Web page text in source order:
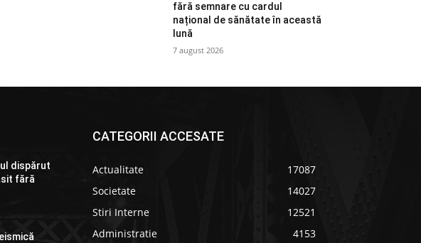
fără semnare cu cardul
național de sănătate în această
lună
7 august 2026
dispărut
fără
CATEGORII ACCESATE
Actualitate
17087
Societate
14027
Stiri Interne
12521
Administratie
4153